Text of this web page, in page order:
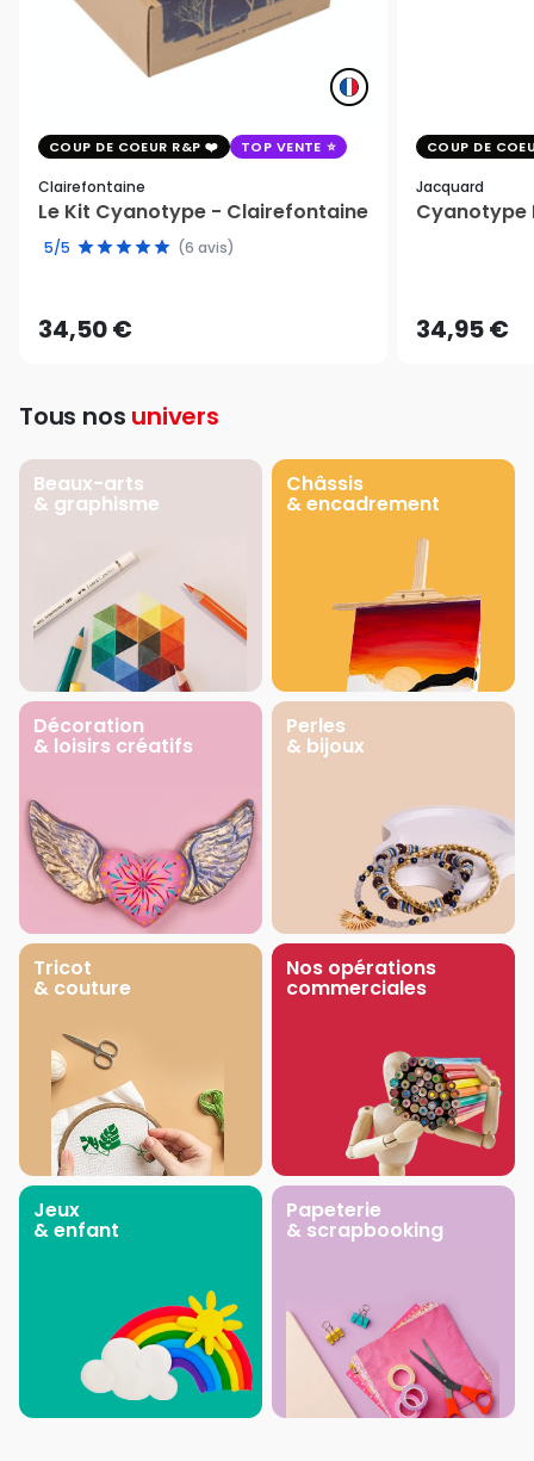
COUP DE COEUR R&P TOP VENTE
Clairefontaine
Le Kit Cyanotype - Clairefontaine
5/5 (6 avis)
34,50 €
COUP DE
Jacquard
Cyanotype
34,95 €
Tous nos univers
Beaux-arts
& graphisme
Châssis
& encadrement
Décoration
& loisirs créatifs
Perles
& bijoux
Tricot
& couture
Nos opérations
commerciales
Jeux
& enfant
Papeterie
& scrapbooking